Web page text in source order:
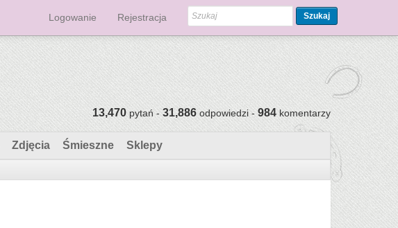
Logowanie Rejestracja Szukaj
13,470pytań -31,886odpowiedzi -984komentarzy
Zdjęcia Śmieszne Sklepy